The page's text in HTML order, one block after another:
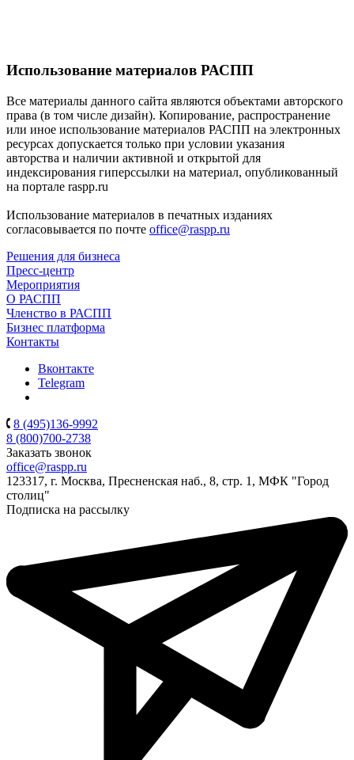
Использование материалов РАСПП
Все материалы данного сайта являются объектами авторского
права (в том числе дизайн). Копирование, распространение
или иное использование материалов РАСПП на электронных
ресурсах допускается только при условии указания
авторства и наличии активной и открытой для
индексирования гиперссылки на материал, опубликованный
на портале raspp.ru
Использование материалов в печатных изданиях
согласовывается по почте office@raspp.ru
Решения для бизнеса
Пресс-центр
Мероприятия
О РАСПП
Членство в РАСПП
Бизнес платформа
Контакты
Вконтакте
Telegram
8 (495)136-9992
8 (800)700-2738
Заказать звонок
office@raspp.ru
123317, г. Москва, Пресненская наб., 8, стр. 1, МФК "Город
столиц"
Подписка на рассылку